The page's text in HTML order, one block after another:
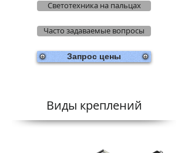
Светотехника на пальцах
Часто задаваемые вопросы
Запрос цены
Виды креплений